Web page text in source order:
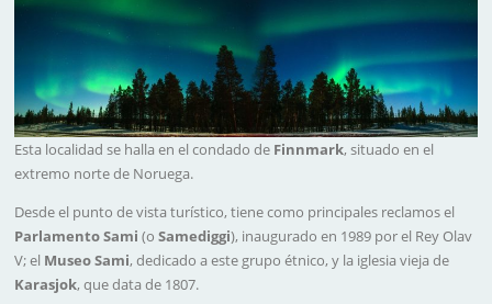
Esta localidad se halla en el condado de Finnmark, situado en el
extremo norte de Noruega.
Desde el punto de vista turístico, tiene como principales reclamos el
Parlamento Sami (oSamediggi), inaugurado en 1989 por el Rey Olav
V; el Museo Sami, dedicado a este grupo étnico, y la iglesia vieja de
Karasjok, que data de 1807.